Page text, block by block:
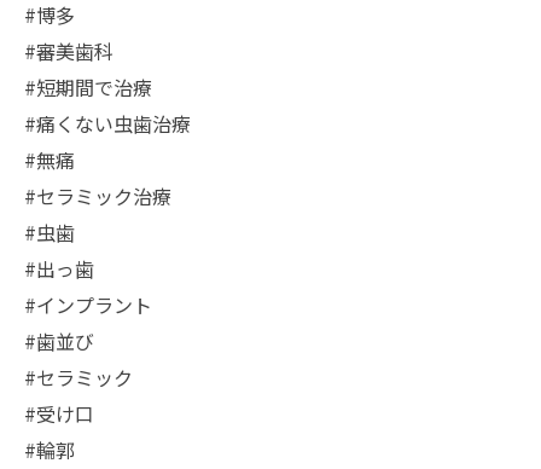
#博多
#審美歯科
#短期間で治療
#痛くない虫歯治療
#無痛
#セラミック治療
#虫歯
#出っ歯
#インプラント
#歯並び
#セラミック
#受け口
#輪郭